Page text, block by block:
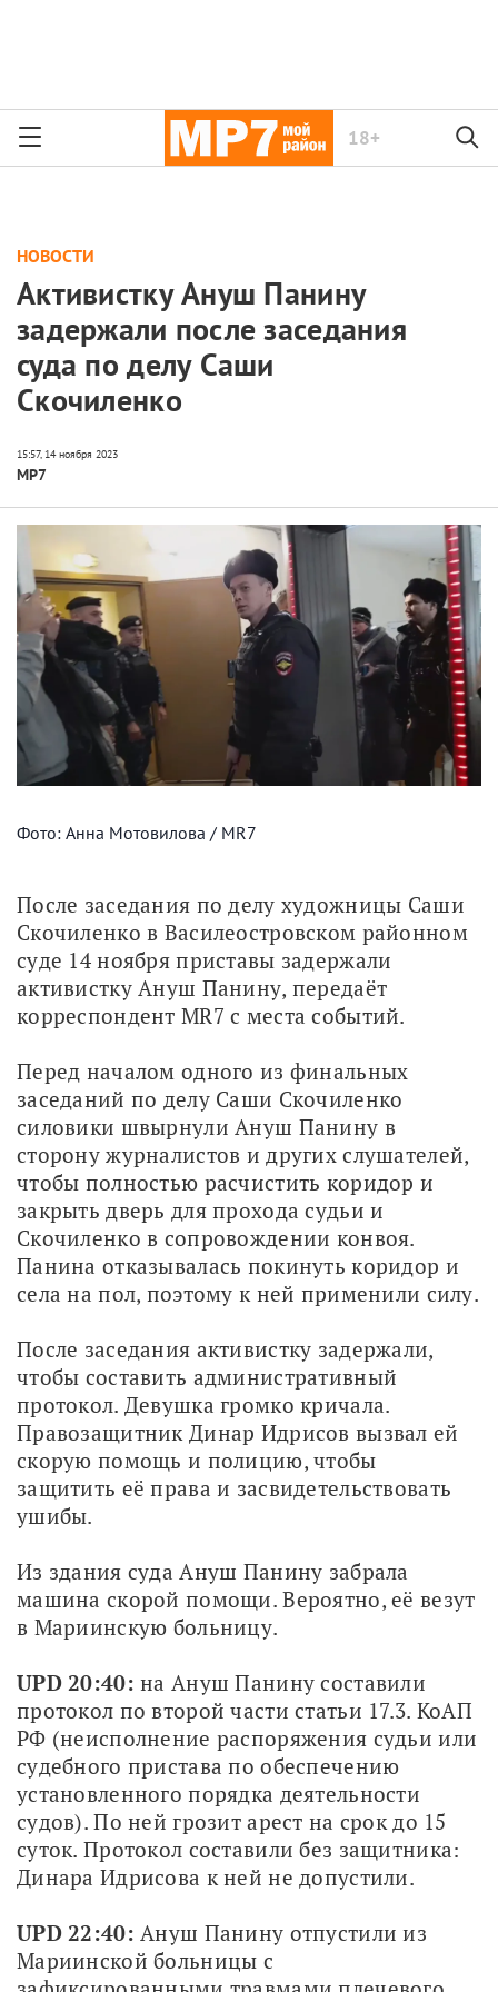
18+
НОВОСТИ
Активистку Ануш Панину
задержали после заседания
суда по делу Саши
Скочиленко
МР7
Фото: Анна Мотовилова / MR7
После заседания по делу художницы Саши
Скочиленко в Василеостровском районном
суде 14 ноября приставы задержали
активистку Ануш Панину, передаёт
корреспондент MR7 с места событий.
Перед началом одного из финальных
заседаний по делу Саши Скочиленко
силовики швырнули Ануш Панину в
сторону журналистов и других слушателей,
чтобы полностью расчистить коридор и
закрыть дверь для прохода судьи и
Скочиленко в сопровождении конвоя.
Панина отказывалась покинуть коридор и
села на пол, поэтому к ней применили силу.
После заседания активистку задержали,
чтобы составить административный
протокол. Девушка громко кричала.
Правозащитник Динар Идрисов вызвал ей
скорую помощь и полицию, чтобы
защитить её права и засвидетельствовать
ушибы.
Из здания суда Ануш Панину забрала
машина скорой помощи. Вероятно, её везут
в Мариинскую больницу.
UPD 20:40: на Ануш Панину составили
протокол по второй части статьи 17.3. КоАП
РФ (неисполнение распоряжения судьи или
судебного пристава по обеспечению
установленного порядка деятельности
судов). По ней грозит арест на срок до 15
суток. Протокол составили без защитника:
Динара Идрисова к ней не допустили.
UPD 22:40: Ануш Панину отпустили из
Мариинской больницы с